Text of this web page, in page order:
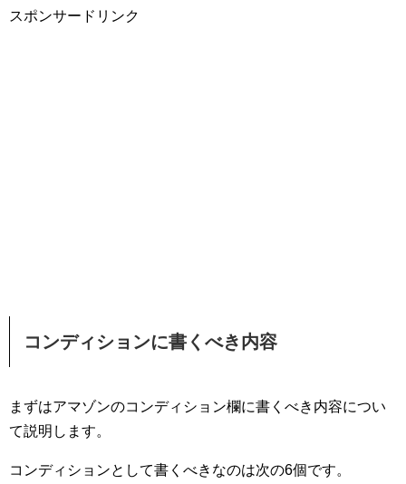
スポンサードリンク
コンディションに書くべき内容
まずはアマゾンのコンディション欄に書くべき内容につい
て説明します。
コンディションとして書くべきなのは次の6個です。